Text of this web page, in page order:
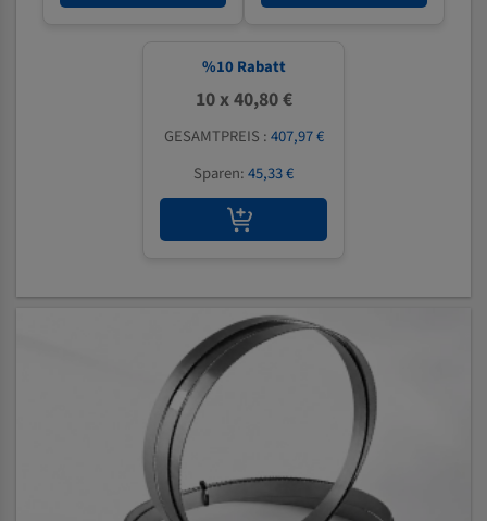
%10 Rabatt
10 x 40,80 €
GESAMTPREIS :407,97 €
Sparen:45,33 €